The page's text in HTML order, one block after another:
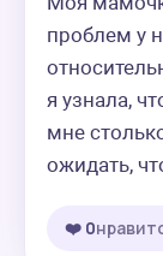
проблем у
я узнала,
мне
ожидать,
❤️ 0